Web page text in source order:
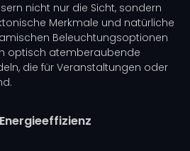
nicht nur die Sicht, sondern
Merkmale und natürliche
Beleuchtungsoptionen
optisch atemberaubende
die für Veranstaltungen oder